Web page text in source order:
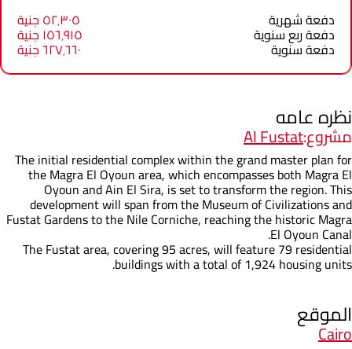
دفعة شهرية ٥٢٬٣٠٥ جنية
دفعة ربع سنوية ١٥٦٬٩١٥ جنية
دفعة سنوية ٦٢٧٬٦٦٠ جنية
نظره عامه
مشروع:Al Fustat
The initial residential complex within the grand master plan for
the Magra El Oyoun area, which encompasses both Magra El
Oyoun and Ain El Sira, is set to transform the region. This
development will span from the Museum of Civilizations and
Fustat Gardens to the Nile Corniche, reaching the historic Magra
El Oyoun Canal.
The Fustat area, covering 95 acres, will feature 79 residential
buildings with a total of 1,924 housing units.
الموقع
Cairo